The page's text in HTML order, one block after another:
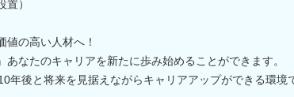
）
の高い人材へ！
あなたのキャリアを新たに歩み始めることができます。
年後と将来を見据えながらキャリアアップができる環境